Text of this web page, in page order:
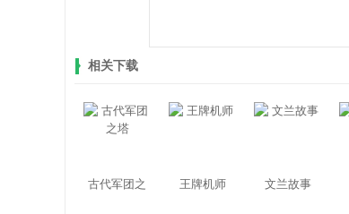
相关下载
古代军团之
王牌机师 文兰故事